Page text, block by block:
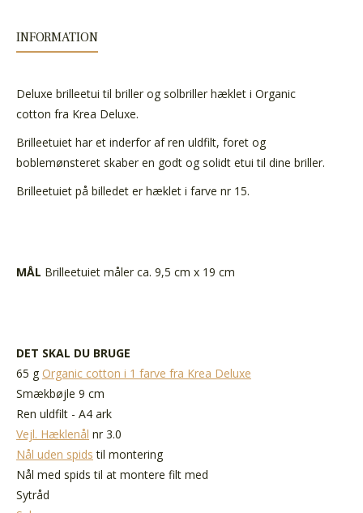
INFORMATION
Deluxe brilleetui til briller og solbriller hæklet i Organic
cotton fra Krea Deluxe.
Brilleetuiet har et inderfor af ren uldfilt, foret og
boblemønsteret skaber en godt og solidt etui til dine briller.
Brilleetuiet på billedet er hæklet i farve nr 15.
MÅL Brilleetuiet måler ca. 9,5 cm x 19 cm
DET SKAL DU BRUGE
65 g Organic cotton i 1 farve fra Krea Deluxe
Smækbøjle 9 cm
Ren uldfilt - A4 ark
Vejl. Hæklenål nr 3.0
Nål uden spids til montering
Nål med spids til at montere filt med
Sytråd